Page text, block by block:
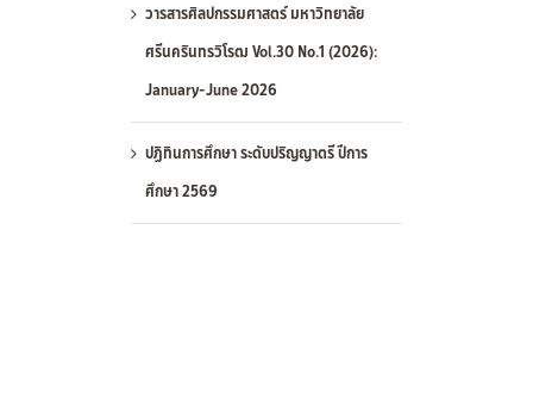
วารสารศิลปกรรมศาสตร์ มหาวิทยาลัย
ศรีนครินทรวิโรฒ Vol.30 No.1 (2026):
January-June 2026
ปฏิทินการศึกษา ระดับปริญญาตรี ปีการ
ศึกษา 2569